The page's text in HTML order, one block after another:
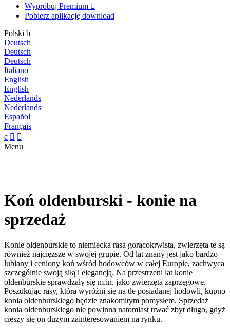
Wypróbuj Premium 
Pobierz aplikację download
Polski b
Deutsch
Deutsch
Deutsch
Italiano
English
English
Nederlands
Nederlands
Español
Français
c  
Menu
Koń oldenburski - konie na
sprzedaż
Konie oldenburskie to niemiecka rasa gorącokrwista, zwierzęta te są
również najcięższe w swojej grupie. Od lat znany jest jako bardzo
lubiany i ceniony koń wśród hodowców w całej Europie, zachwyca
szczególnie swoją siłą i elegancją. Na przestrzeni lat konie
oldenburskie sprawdzały się m.in. jako zwierzęta zaprzęgowe.
Poszukując rasy, która wyróżni się na tle posiadanej hodowli, kupno
konia oldenburskiego będzie znakomitym pomysłem. Sprzedaż
konia oldenburskiego nie powinna natomiast trwać zbyt długo, gdyż
cieszy się on dużym zainteresowaniem na rynku.